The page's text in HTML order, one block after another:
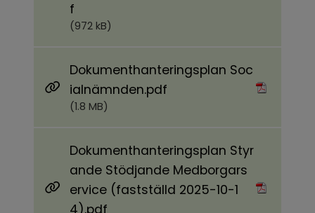
f
(972 kB)
Dokumenthanteringsplan Soc
ialnämnden.pdf
(1.8 MB)
Dokumenthanteringsplan Styr
ande Stödjande Medborgars
ervice (fastställd 2025-10-1